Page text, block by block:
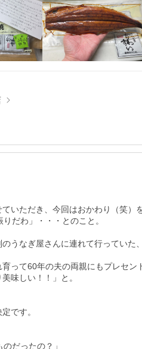
いただき、今回はおかわり（笑）
だわ」・・・とのこと。
うなぎ屋さんに連れて行っていた
って60年の夫の両親にもプレセン
味しい！！」と。
です。
だったの？」